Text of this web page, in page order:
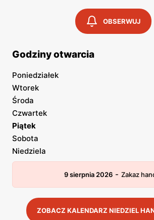
OBSERWUJ
Godziny otwarcia
Poniedziałek
Wtorek
Środa
Czwartek
Piątek
Sobota
Niedziela
9 sierpnia 2026 - Zakaz
ZOBACZ KALENDARZ NIEDZIEL